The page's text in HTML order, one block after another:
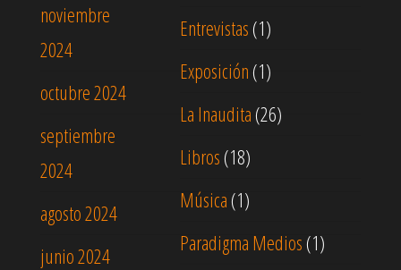
Entrevistas (1)
Exposición(1)
La Inaudita(26)
Libros (18)
Música(1)
Paradigma Medios(1)
noviembre
2024
octubre 2024
septiembre
2024
agosto 2024
junio 2024